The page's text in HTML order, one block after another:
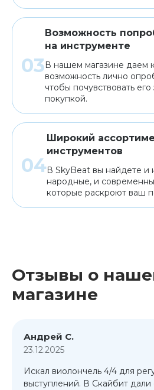
Возможность
на инструменте
В нашем магазине даем
возможность лично
чтобы почувствовать
покупкой.
Широкий
инструментов
В SkyBeat вы найдете и
народные, и
которые раскроют ваш
Отзывы о
магазине
Андрей С.
23.12.2025
Искал виолончель 4/4 для
выступлений. В Скайбит дали